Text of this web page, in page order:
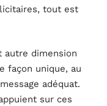
tout est
autre dimension
façon unique, au
adéquat.
sur ces